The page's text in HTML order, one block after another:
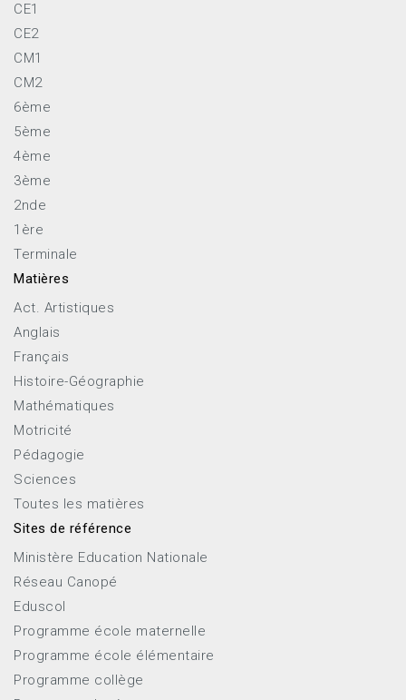
CE1
CE2
CM1
CM2
6ème
5ème
4ème
3ème
2nde
1ère
Terminale
Matières
Act. Artistiques
Anglais
Français
Histoire-Géographie
Mathématiques
Motricité
Pédagogie
Sciences
Toutes les matières
Sites de référence
Ministère Education Nationale
Réseau Canopé
Eduscol
Programme école maternelle
Programme école élémentaire
Programme collège